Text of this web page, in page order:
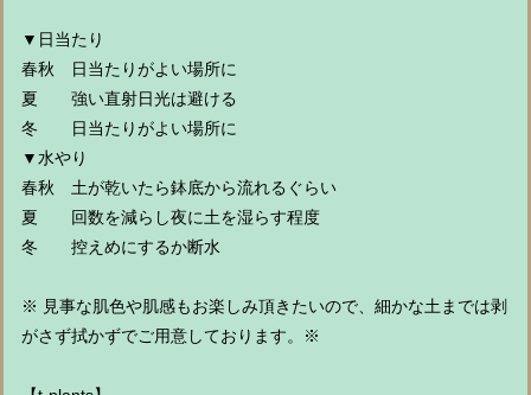
▼日当たり
春秋 日当たりがよい場所に
夏 強い直射日光は避ける
冬 日当たりがよい場所に
▼水やり
春秋 土が乾いたら鉢底から流れるぐらい
夏 回数を減らし夜に土を湿らす程度
冬 控えめにするか断水
※ 見事な肌色や肌感もお楽しみ頂きたいので、細かな土までは剥
がさず拭かずでご用意しております。※